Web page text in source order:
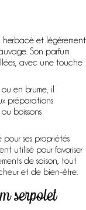
herbacé et légèrement
Son parfum
avec une touche
en brume, il
préparations
boissons
ses propriétés
utilisé pour favoriser
de saison, tout
et de bien-être.
serpolet